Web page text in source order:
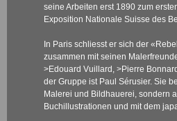
seine Arbeiten erst 1890 zum
Exposition Nationale Suisse des
In Paris schliesst er sich der
zusammen mit seinen
>Edouard Vuillard , >Pierre Bonnard
der Gruppe ist Paul Sérusier. Sie
Malerei und Bildhauerei, sondern
Buchillustrationen und mit dem